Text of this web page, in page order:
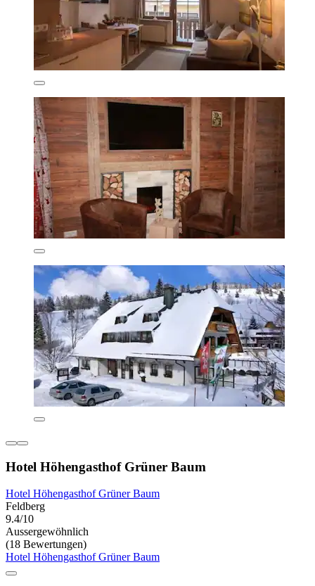
Hotel Höhengasthof Grüner Baum
Hotel Höhengasthof Grüner Baum
Feldberg
9.4/10
Aussergewöhnlich
(18 Bewertungen)
Hotel Höhengasthof Grüner Baum